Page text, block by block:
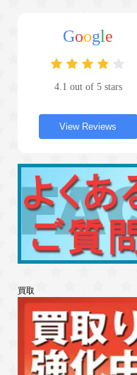
Google
4.1 out of 5 stars
View Reviews
買取